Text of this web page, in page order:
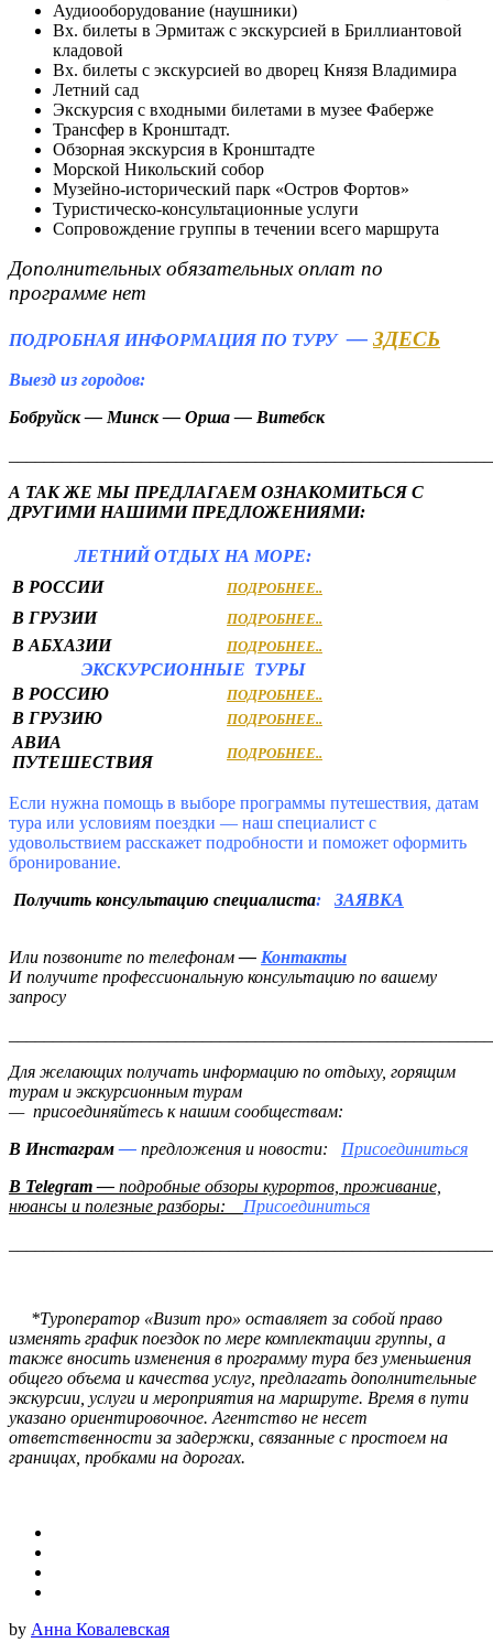
Аудиооборудование (наушники)
Вх. билеты в Эрмитаж с экскурсией в Бриллиантовой
кладовой
Вх. билеты с экскурсией во дворец Князя Владимира
Летний сад
Экскурсия с входными билетами в музее Фаберже
Трансфер в Кронштадт.
Обзорная экскурсия в Кронштадте
Морской Никольский собор
Музейно-исторический парк «Остров Фортов»
Туристическо-консультационные услуги
Сопровождение группы в течении всего маршрута
Дополнительных обязательных оплат по
программе нет
ПОДРОБНАЯ ИНФОРМАЦИЯ ПО ТУРУ — ЗДЕСЬ
Выезд из городов:
Бобруйск — Минск — Орша — Витебск
А ТАК ЖЕ МЫ ПРЕДЛАГАЕМ ОЗНАКОМИТЬСЯ С
ДРУГИМИ НАШИМИ ПРЕДЛОЖЕНИЯМИ:
ЛЕТНИЙ ОТДЫХ НА МОРЕ:
В РОССИИ
ПОДРОБНЕЕ..
В ГРУЗИИ ПОДРОБНЕЕ..
В АБХАЗИИ ПОДРОБНЕЕ..
ЭКСКУРСИОННЫЕ ТУРЫ
В РОССИЮ
ПОДРОБНЕЕ..
В ГРУЗИЮ ПОДРОБНЕЕ..
АВИА
ПУТЕШЕСТВИЯ
ПОДРОБНЕЕ..
Если нужна помощь в выборе программы путешествия, датам
тура или условиям поездки — наш специалист с
удовольствием расскажет подробности и поможет оформить
бронирование.
Получить консультацию специалиста: ЗАЯВКА
Или позвоните по телефонам— Контакты
И получите профессиональную консультацию по вашему
запросу
Для желающих получать информацию по отдыху, горящим
турам и экскурсионным турам
— присоединяйтесь к нашим сообществам:
В Инстаграм— предложения и новости:
Присоединиться
В Telegram — подробные обзоры курортов, проживание,
нюансы и полезные разборы:
Присоединиться
*Туроператор «Визит про» оставляет за собой право
изменять график поездок по мере комплектации группы, а
также вносить изменения в программу тура без уменьшения
общего объема и качества услуг, предлагать дополнительные
экскурсии, услуги и мероприятия на маршруте. Время в пути
указано ориентировочное. Агентство не несет
ответственности за задержки, связанные с простоем на
границах, пробками на дорогах.
by Анна Ковалевская